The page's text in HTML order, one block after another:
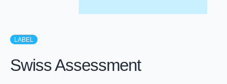
LABEL
Swiss Assessment